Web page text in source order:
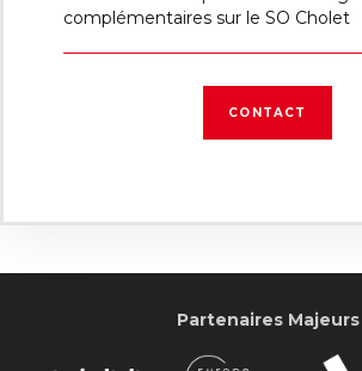
complémentaires sur le SO Cholet
CONTACT
Partenaires Majeurs